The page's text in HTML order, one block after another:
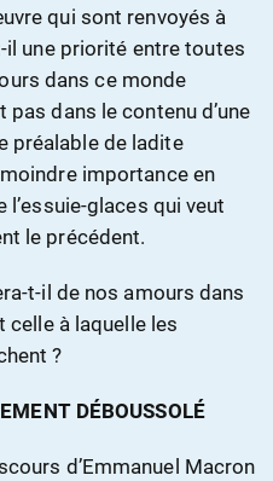
qui sont renvoyés à
une priorité entre toutes
dans ce monde
pas dans le contenu d’une
préalable de ladite
importance en
glaces qui veut
le précédent.
t-il de nos amours dans
celle à laquelle les
?
DÉBOUSSOLÉ
d’Emmanuel Macron